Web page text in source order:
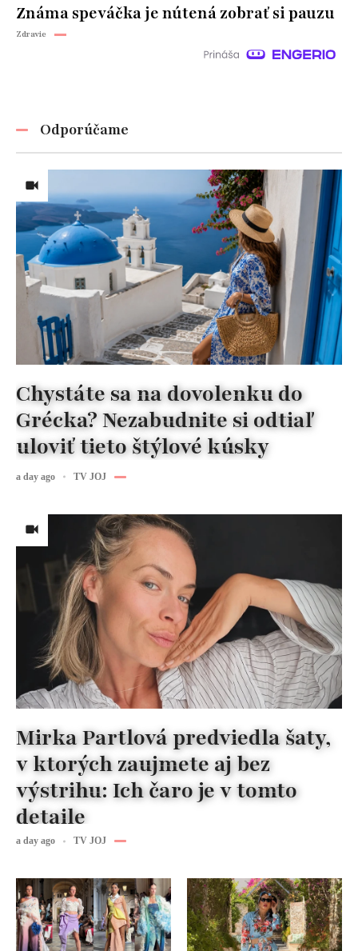
Známa speváčka je nútená zobrať si pauzu
Zdravie
Odporúčame
Chystáte sa na dovolenku do
Grécka? Nezabudnite si odtiaľ
uloviť tieto štýlové kúsky
a day ago TV JOJ
Mirka Partlová predviedla šaty,
v ktorých zaujmete aj bez
výstrihu: Ich čaro je v tomto
detaile
a day ago TV JOJ